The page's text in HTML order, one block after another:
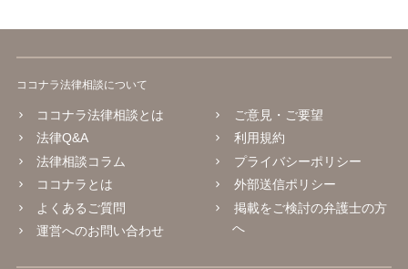
ココナラ法律相談について
ココナラ法律相談とは
法律Q&A
法律相談コラム
ココナラとは
よくあるご質問
運営へのお問い合わせ
ご意見・ご要望
利用規約
プライバシーポリシー
外部送信ポリシー
掲載をご検討の弁護士の方
へ